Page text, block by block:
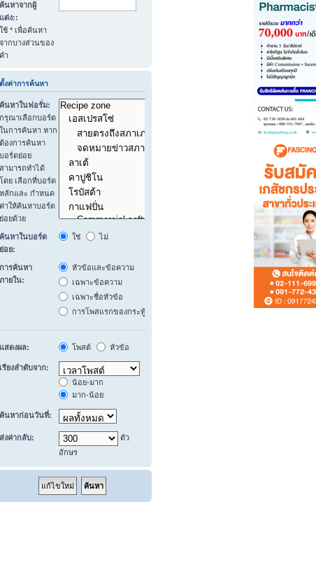
ค้นหาจากผู้
แต่ง::
ใช้ * เพื่อค้นหา
จากบางส่วนของ
คำ
ตั้งค่าการค้นหา
ค้นหาในฟอรั่ม:
กรุณาเลือกบอร์ด
ในการค้นหา หาก
ต้องการค้นหา
บอร์ดย่อย
สามารถทำได้
โดย เลือกที่บอร์ด
หลักและ กำหนด
ค่าให้ค้นหาบอร์ด
ย่อยด้วย
ค้นหาในบอร์ด
ย่อย:
ใช่ ไม่
การค้นหา
ภายใน:
หัวข้อและข้อความ
เฉพาะข้อความ
เฉพาะชื่อหัวข้อ
การโพสแรกของกระทู้ เท่านั้น
แสดงผล: โพสต์ หัวข้อ
เรียงลำดับจาก:
น้อย-มาก
มาก-น้อย
ค้นหาก่อนวันที่:
ส่งค่ากลับ:
ตัว
อักษร